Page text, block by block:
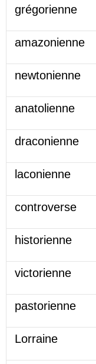
grégorienne
amazonienne
newtonienne
anatolienne
draconienne
laconienne
controverse
historienne
victorienne
pastorienne
Lorraine